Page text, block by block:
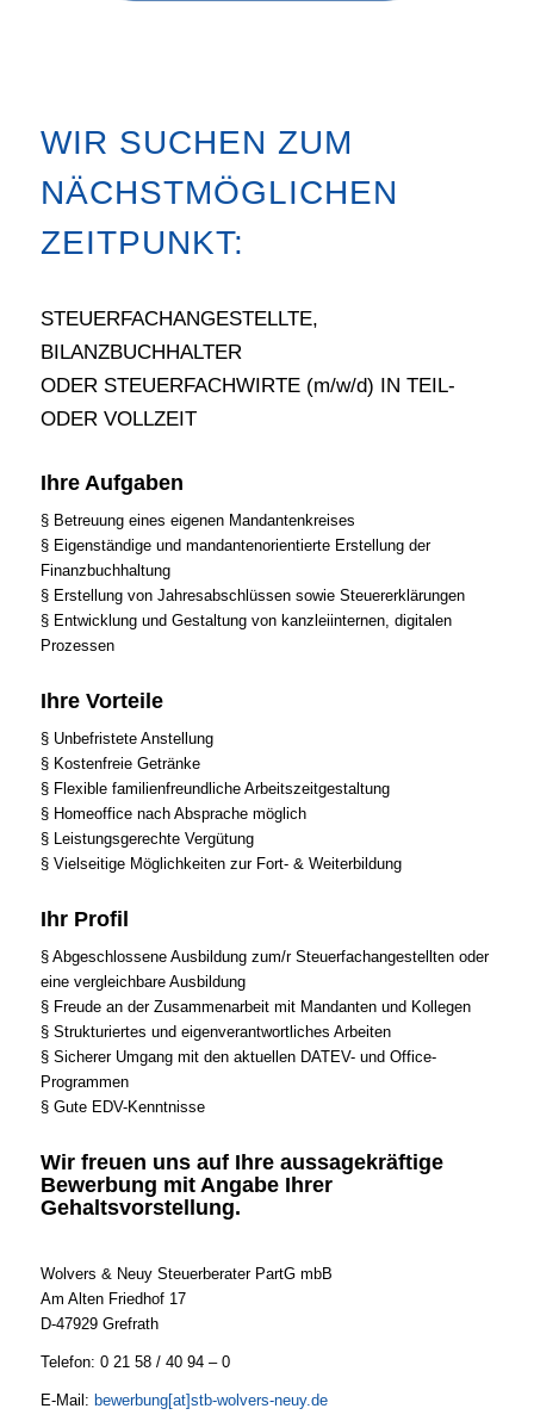
WIR SUCHEN ZUM
NÄCHSTMÖGLICHEN
ZEITPUNKT:
STEUERFACHANGESTELLTE,
BILANZBUCHHALTER
ODER STEUERFACHWIRTE (m/w/d) IN TEIL-
ODER VOLLZEIT
Ihre Aufgaben
§ Betreuung eines eigenen Mandantenkreises
§ Eigenständige und mandantenorientierte Erstellung der
Finanzbuchhaltung
§ Erstellung von Jahresabschlüssen sowie Steuererklärungen
§ Entwicklung und Gestaltung von kanzleiinternen, digitalen
Prozessen
Ihre Vorteile
§ Unbefristete Anstellung
§ Kostenfreie Getränke
§ Flexible familienfreundliche Arbeitszeitgestaltung
§ Homeoffice nach Absprache möglich
§ Leistungsgerechte Vergütung
§ Vielseitige Möglichkeiten zur Fort- & Weiterbildung
Ihr Profil
§ Abgeschlossene Ausbildung zum/r Steuerfachangestellten oder
eine vergleichbare Ausbildung
§ Freude an der Zusammenarbeit mit Mandanten und Kollegen
§ Strukturiertes und eigenverantwortliches Arbeiten
§ Sicherer Umgang mit den aktuellen DATEV- und Office-
Programmen
§ Gute EDV-Kenntnisse
Wir freuen uns auf Ihre aussagekräftige
Bewerbung mit Angabe Ihrer
Gehaltsvorstellung.
Wolvers & Neuy Steuerberater PartG mbB
Am Alten Friedhof 17
D-47929 Grefrath
Telefon: 0 21 58 / 40 94 – 0
E-Mail: bewerbung[at]stb-wolvers-neuy.de